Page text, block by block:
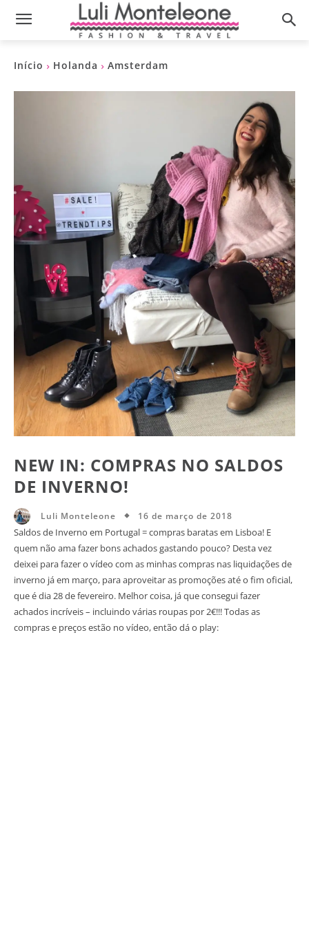
Início Holanda Amsterdam
NEW IN: COMPRAS NO SALDOS
DE INVERNO!
Luli Monteleone 16 de março de 2018
Saldos de Inverno em Portugal = compras baratas em Lisboa! E
quem não ama fazer bons achados gastando pouco? Desta vez
deixei para fazer o vídeo com as minhas compras nas liquidações de
inverno já em março, para aproveitar as promoções até o fim oficial,
que é dia 28 de fevereiro. Melhor coisa, já que consegui fazer
achados incríveis – incluindo várias roupas por 2€!!! Todas as
compras e preços estão no vídeo, então dá o play: